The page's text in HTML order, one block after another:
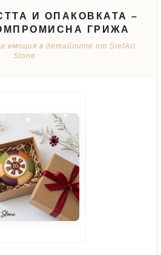
И ОПАКОВКАТА –
ГРИЖА
емоция в детайлите от StefArt
Stone.